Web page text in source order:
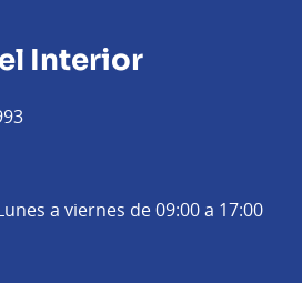
Interior
a viernes de 09:00 a 17:00